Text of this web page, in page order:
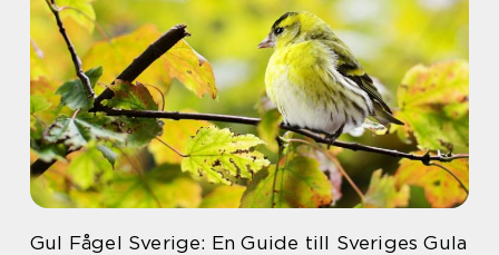
Gul Fågel Sverige: En Guide till Sveriges Gula